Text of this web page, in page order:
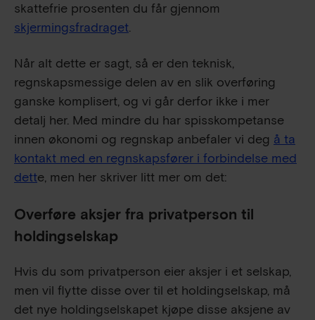
skattefrie prosenten du får gjennom
skjermingsfradraget.
Når alt dette er sagt, så er den teknisk,
regnskapsmessige delen av en slik overføring
ganske komplisert, og vi går derfor ikke i mer
detalj her. Med mindre du har spisskompetanse
innen økonomi og regnskap anbefaler vi deg å ta
kontakt med en regnskapsfører i forbindelse med
dette, men her skriver litt mer om det:
Overføre aksjer fra privatperson til
holdingselskap
Hvis du som privatperson eier aksjer i et selskap,
men vil flytte disse over til et holdingselskap, må
det nye holdingselskapet kjøpe disse aksjene av